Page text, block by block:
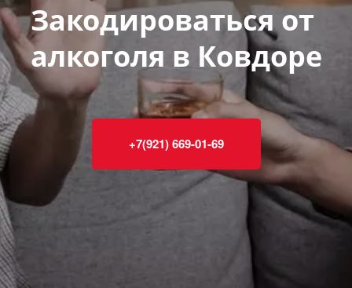
Закодироваться от
алкоголя в Ковдоре
+7(921) 669-01-69